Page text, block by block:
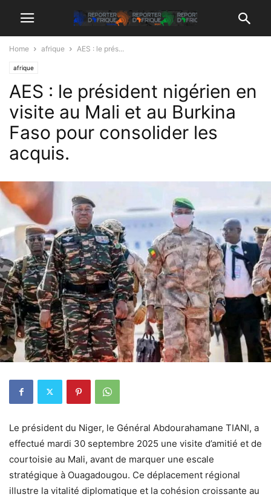
Home afrique AES : le prés...
afrique
AES : le président nigérien en
visite au Mali et au Burkina
Faso pour consolider les
acquis.
Le président du Niger, le Général Abdourahamane TIANI, a
effectué mardi 30 septembre 2025 une visite d’amitié et de
courtoisie au Mali, avant de marquer une escale
stratégique à Ouagadougou. Ce déplacement régional
illustre la vitalité diplomatique et la cohésion croissante au